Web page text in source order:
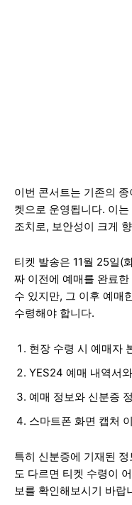
이번 콘서트는 기존의
켓으로 운영됩니다. 이
조치로, 보안성이 크게
티켓 발송은 11월 25일(
짜 이전에 예매를 완료
수 있지만, 그 이후 예매
수령해야 합니다.
현장 수령 시 예매자
YES24 예매 내역서
예매 정보와 신분증
스마트폰 화면 캡처
특히 신분증에 기재된
도 다르면 티켓 수령이
보를 확인해보시기 바랍